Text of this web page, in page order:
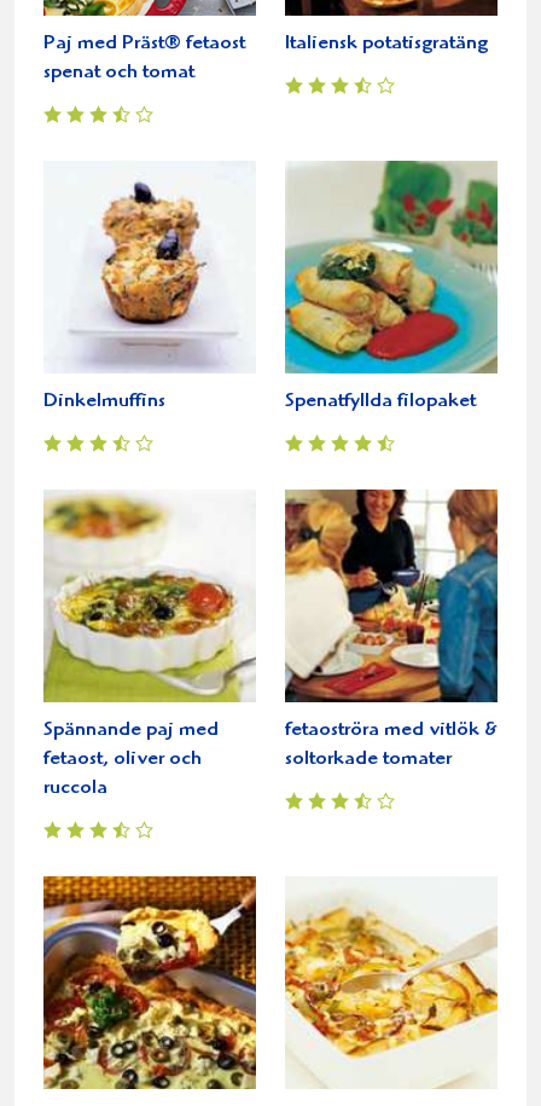
Paj med Präst® fetaost
spenat och tomat
Italiensk potatisgratäng
Dinkelmuffins Spenatfyllda filopaket
Spännande paj med
fetaost, oliver och
ruccola
fetaoströra med vitlök &
soltorkade tomater